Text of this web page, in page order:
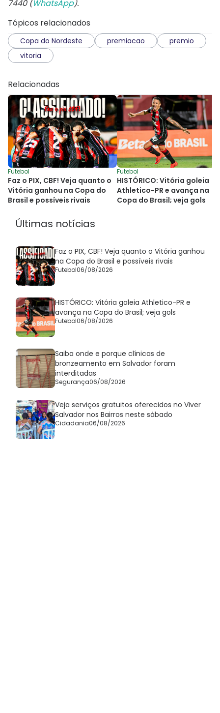
7440 (WhatsApp).
Tópicos relacionados
Copa do Nordeste premiacao
premio
vitoria
Relacionadas
Futebol
Faz o PIX, CBF! Veja quanto o
Vitória ganhou na Copa do
Brasil e possíveis rivais
Futebol
HISTÓRICO: Vitória goleia
Athletico-PR e avança na
Copa do Brasil; veja gols
Últimas notícias
Faz o PIX, CBF! Veja quanto o Vitória ganhou
na Copa do Brasil e possíveis rivais
Futebol06/08/2026
HISTÓRICO: Vitória goleia Athletico-PR e
avança na Copa do Brasil; veja gols
Futebol06/08/2026
Saiba onde e porque clínicas de
bronzeamento em Salvador foram
interditadas
Segurança06/08/2026
Veja serviços gratuitos oferecidos no Viver
Salvador nos Bairros neste sábado
Cidadania06/08/2026